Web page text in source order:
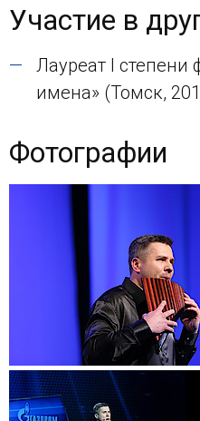
Участие в
Лауреат I степени
имена» (Томск,
Фотографии